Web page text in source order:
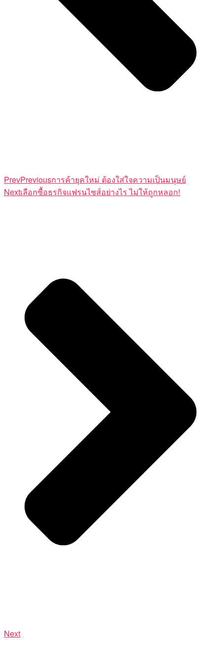
PrevPreviousการค้ายุคใหม่ ต้องใส่ใจความเป็นมนุษย์
Nextเลือกซื้อธุรกิจแฟรนไชส์อย่างไร ไม่ให้ถูกหลอก!
Next